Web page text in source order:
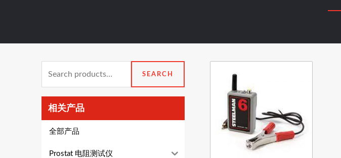
SEARCH
相关产品
全部产品
Prostat 电阻测试仪